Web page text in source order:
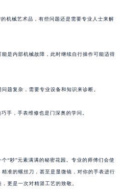
机械艺术品，有些问题还是需要专业人士来解
是内部机械故障，此时继续自行操作可能适得
题复杂，需要专业设备和知识来诊断。
手，手表维修也是门深奥的学问。
“耖”元素满满的秘密花园。专业的师傅们会使
准的螺丝刀，甚至是显微镜，对你的手表进行
更是一次对精湛工艺的致敬。